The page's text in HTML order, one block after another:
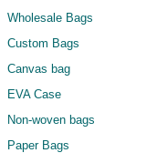
Wholesale Bags
Custom Bags
Canvas bag
EVA Case
Non-woven bags
Paper Bags